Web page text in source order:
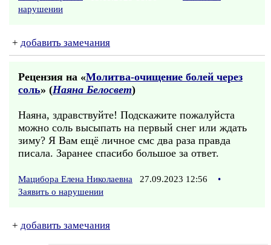
нарушении
+ добавить замечания
Рецензия на «Молитва-очищение болей через
соль» (Наяна Белосвет)
Наяна, здравствуйте! Подскажите пожалуйста
можно соль высыпать на первый снег или ждать
зиму? Я Вам ещё личное смс два раза правда
писала. Заранее спасибо большое за ответ.
Мацибора Елена Николаевна 27.09.2023 12:56
•
Заявить о нарушении
+ добавить замечания